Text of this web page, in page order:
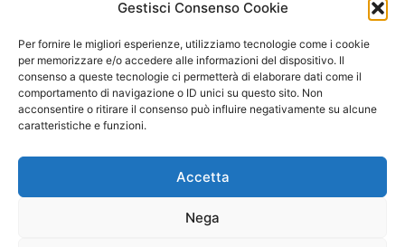
Gestisci Consenso Cookie
Per fornire le migliori esperienze, utilizziamo tecnologie come i cookie
per memorizzare e/o accedere alle informazioni del dispositivo. Il
consenso a queste tecnologie ci permetterà di elaborare dati come il
comportamento di navigazione o ID unici su questo sito. Non
acconsentire o ritirare il consenso può influire negativamente su alcune
caratteristiche e funzioni.
Accetta
Nega
Buozzi 12, 39100 Bolzano – P.IVA/CF 02757850215
L
i
n
k
e
-
F
a
c
e
-
I
n
s
t
a
m
T
i
k
t
P
i
n
t
t
n. 71.06.2024.00548 Provvedimento concessivo: decreto del
12.11.2024, n. 18632/2024